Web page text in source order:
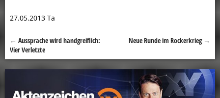
27.05.2013 Ta
Beitragsnavigation
← Aussprache wird handgreiflich:
Vier Verletzte
Neue Runde im Rockerkrieg →